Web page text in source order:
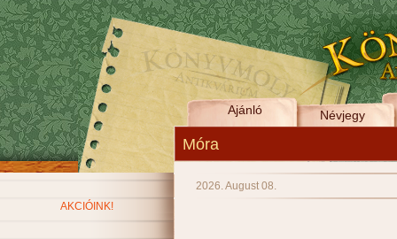
Ajánló Névjegy
Móra
AKCIÓINK!
2026. August 08.